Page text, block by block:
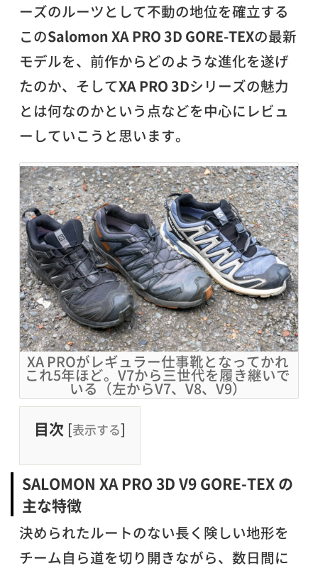
ーズのルーツとして不動の地位を確立する
このSalomon XA PRO 3D GORE-TEXの最新
モデルを、前作からどのような進化を遂げ
たのか、そしてXA PRO 3Dシリーズの魅力
とは何なのかという点などを中心にレビュ
ーしていこうと思います。
XA PROがレギュラー仕事靴となってかれ
これ5年ほど。V7から三世代を履き継いで
いる（左からV7、V8、V9）
目次 [表示する]
SALOMON XA PRO 3D V9 GORE-TEX の
主な特徴
決められたルートのない長く険しい地形を
チーム自ら道を切り開きながら、数日間に